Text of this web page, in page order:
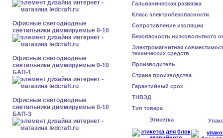
Офисные светодиодные
светильники диммируемые 0-10
Офисные светодиодные
светильники диммируемые 0-10
БАП-1
Офисные светодиодные
светильники диммируемые 0-10
БАП-3
Гальваническая развязка
Класс электробезопасности
Сопротивление изоляции
Безопасность низковольтного
Электромагнитная
технических средств
Производитель
Страна производства
Гарантийный срок
ТНВЭД
Тип товара
Этикетка